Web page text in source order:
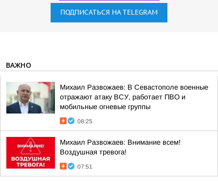
ПОДПИСАТЬСЯ НА TELEGRAM
ВАЖНО
Михаил Развожаев: В Севастополе военные
отражают атаку ВСУ, работает ПВО и
мобильные огневые группы
08:25
Михаил Развожаев: Внимание всем!
Воздушная тревога!
07:51